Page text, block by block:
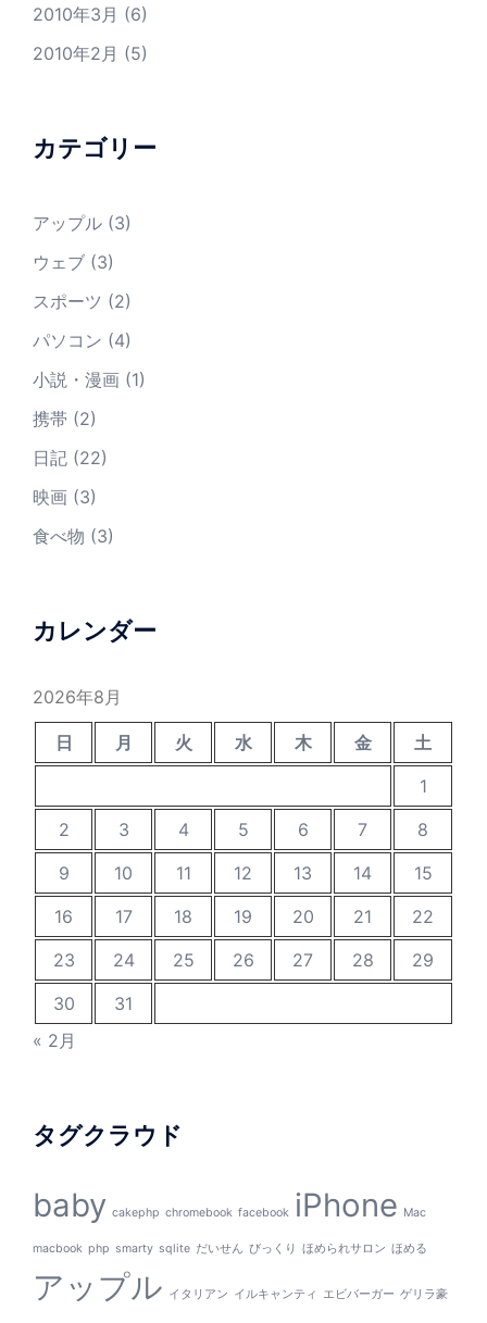
2010年3月 (6)
2010年2月 (5)
カテゴリー
アップル (3)
ウェブ (3)
スポーツ (2)
パソコン (4)
小説・漫画 (1)
携帯 (2)
日記 (22)
映画 (3)
食べ物 (3)
カレンダー
2026年8月
日 月 火 水 木 金
土
1
2
3 4 5 6 7
8
9
10 11 12 13 14
15
16
17 18 19 20 21
22
23
24 25 26 27 28
29
30
31
« 2月
タグクラウド
baby cakephp chromebook facebook iPhone Mac
macbook php smarty sqlite だいせん びっくり ほめられサロン ほめる
アップル イタリアン イルキャンティ エビバーガー ゲリラ豪